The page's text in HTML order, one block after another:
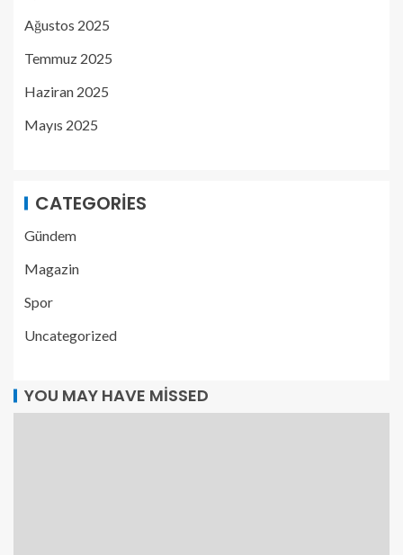
Ağustos 2025
Temmuz 2025
Haziran 2025
Mayıs 2025
CATEGORIES
Gündem
Magazin
Spor
Uncategorized
YOU MAY HAVE MISSED